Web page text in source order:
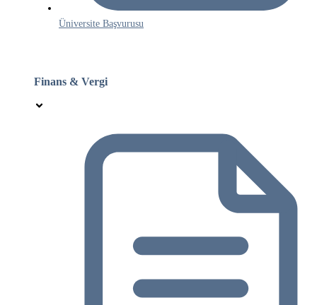
Üniversite Başvurusu
Finans & Vergi